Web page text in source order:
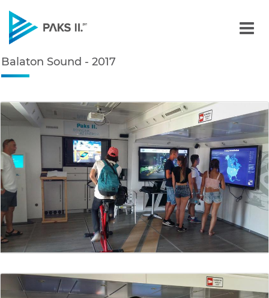
Navigáció
Balaton Sound - 2017 -
Balaton Sound - 2017